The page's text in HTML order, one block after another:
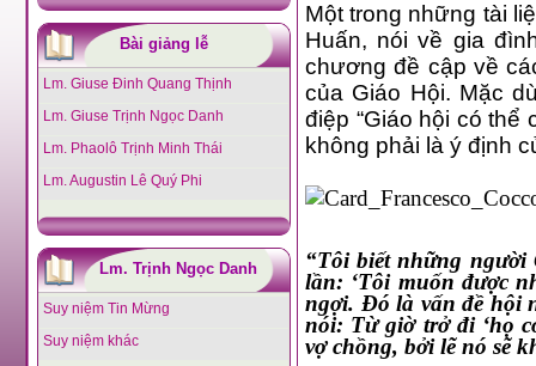
Bài giảng lễ
Lm. Giuse Đinh Quang Thịnh
Lm. Giuse Trịnh Ngọc Danh
Lm. Phaolô Trịnh Minh Thái
Lm. Augustin Lê Quý Phi
Lm. Trịnh Ngọc Danh
Suy niệm Tin Mừng
Suy niệm khác
Một trong những tài liệu
Huấn, nói về gia đình.
chương đề cập về cách liên
của Giáo Hội. Mặc dù nhiều
điệp “Giáo hội có thể cho phép
không phải là ý định
“Tôi biết những người Công Giáo tái hôn, trong năm, chỉ đi nhà thờ một hoặc hai
lần: ‘Tôi muốn được
ngợi. Đó là vấn đề hội nhập ...
nói: Từ giờ trở đi ‘họ có thể hiệp